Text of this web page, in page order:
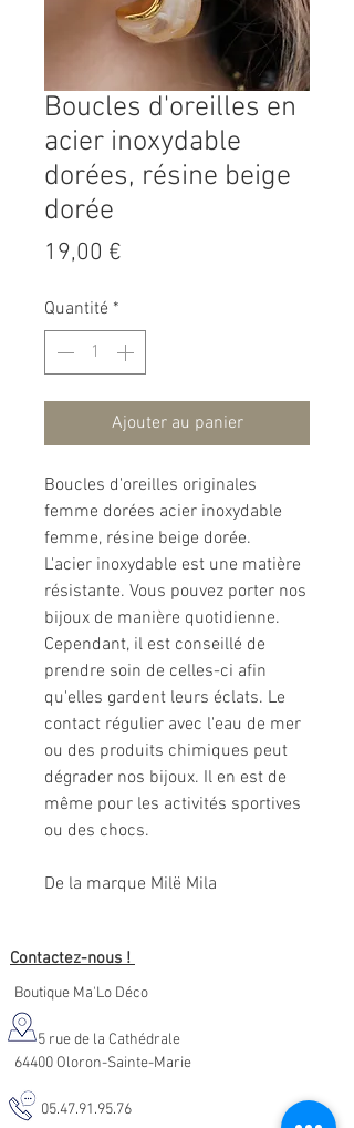
Boucles d'oreilles en
acier inoxydable
dorées, résine beige
dorée
19,00 €
Quantité *
Ajouter au panier
Boucles d'oreilles originales
femme dorées acier inoxydable
femme, résine beige dorée.
L'acier inoxydable est une matière
résistante. Vous pouvez porter nos
bijoux de manière quotidienne.
Cependant, il est conseillé de
prendre soin de celles-ci afin
qu'elles gardent leurs éclats. Le
contact régulier avec l'eau de mer
ou des produits chimiques peut
dégrader nos bijoux. Il en est de
même pour les activités sportives
ou des chocs.
De la marque Milë Mila
Contactez-nous !
Boutique Ma'Lo Déco
5 rue de la Cathédrale
64400 Oloron-Sainte-Marie
05.47.91.95.76